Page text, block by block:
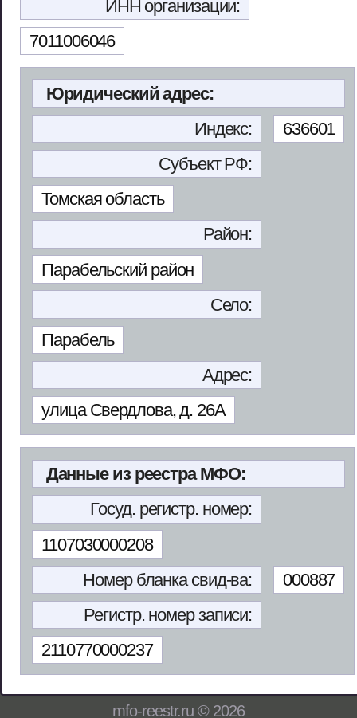
ИНН организации:
7011006046
Юридический адрес:
Индекс:
636601
Субъект РФ:
Томская область
Район:
Парабельский район
Село:
Парабель
Адрес:
улица Свердлова, д. 26А
Данные из реестра МФО:
Госуд. регистр. номер:
1107030000208
Номер бланка свид-ва:
000887
Регистр. номер записи:
2110770000237
mfo-reestr.ru © 2026